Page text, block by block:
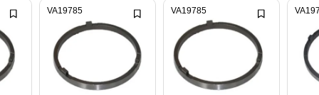
VA19785 VA19785